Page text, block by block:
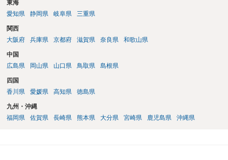
東海
愛知県
静岡県 岐阜県 三重県
関西
大阪府
兵庫県 京都府 滋賀県 奈良県 和歌山県
中国
広島県
岡山県 山口県 鳥取県 島根県
四国
香川県
愛媛県 高知県 徳島県
九州・沖縄
福岡県
佐賀県 長崎県 熊本県 大分県 宮崎県 鹿児島県 沖縄県